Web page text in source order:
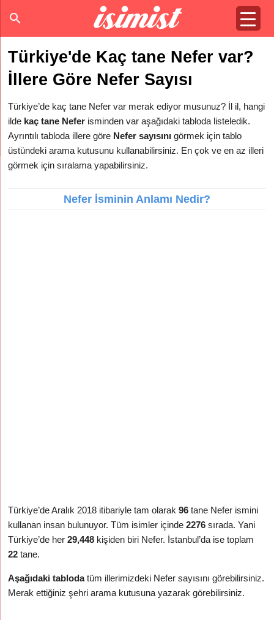
Türkiye'de Kaç tane Nefer var?
İllere Göre Nefer Sayısı
Türkiye’de kaç tane Nefer var merak ediyor musunuz? İl il, hangi
ilde kaç tane Nefer isminden var aşağıdaki tabloda listeledik.
Ayrıntılı tabloda illere göre Nefer sayısını görmek için tablo
üstündeki arama kutusunu kullanabilirsiniz. En çok ve en az illeri
görmek için sıralama yapabilirsiniz.
Nefer İsminin Anlamı Nedir?
Türkiye’de Aralık 2018 itibariyle tam olarak96 tane Nefer ismini
kullanan insan bulunuyor. Tüm isimler içinde2276 sırada. Yani
Türkiye’de her29,448 kişiden biri Nefer. İstanbul’da ise toplam
22 tane.
Aşağıdaki tablodatüm illerimizdeki Nefer sayısını görebilirsiniz.
Merak ettiğiniz şehri arama kutusuna yazarak görebilirsiniz.